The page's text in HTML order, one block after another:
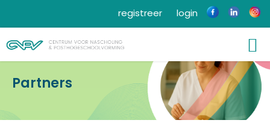
login
registreer
Partners